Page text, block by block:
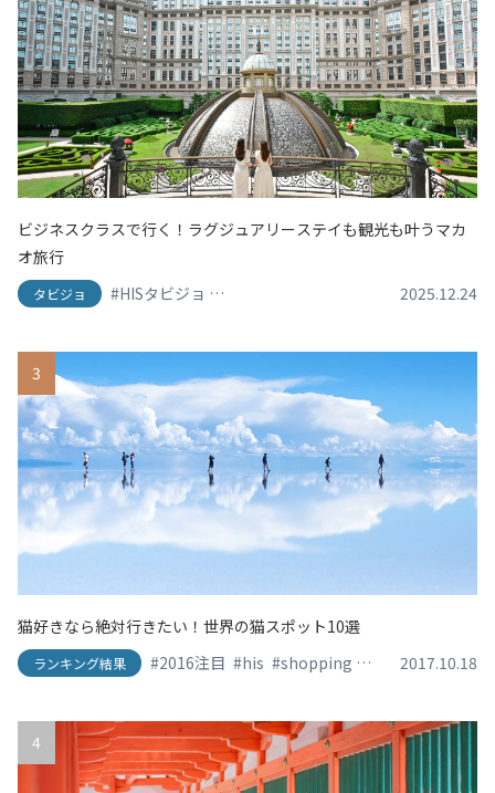
ビジネスクラスで行く！ラグジュアリーステイも観光も叶うマカ
オ旅行
タビジョ #HISタビジョ #HISタビジョレポーター #グランドリ
2025.12.24
3
猫好きなら絶対行きたい！世界の猫スポット10選
ランキング結果 #2016注目 #his #shopping #SNS映え #travel
2017.10.18
4